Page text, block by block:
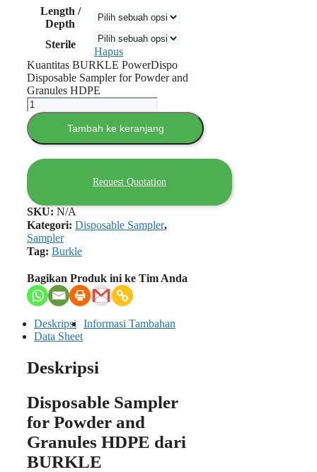
Length /
Depth
Sterile
Hapus
Kuantitas BURKLE PowerDispo
Disposable Sampler for Powder and
Granules HDPE
Tambah ke keranjang
Request Quotation
SKU: N/A
Kategori: Disposable Sampler,
Sampler
Tag: Burkle
Bagikan Produk ini ke Tim Anda
Deskripsi Informasi Tambahan
Data Sheet
Deskripsi
Disposable Sampler
for Powder and
Granules HDPE dari
BURKLE